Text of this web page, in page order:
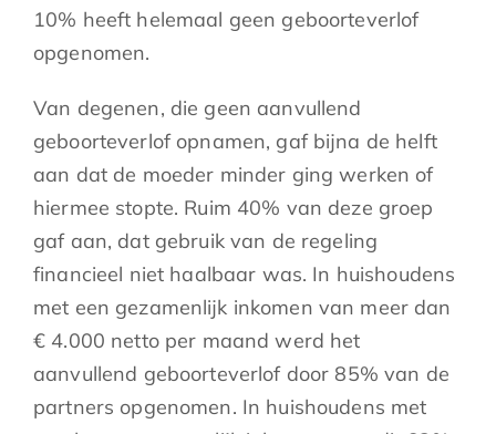
10% heeft helemaal geen geboorteverlof
opgenomen.
Van degenen, die geen aanvullend
geboorteverlof opnamen, gaf bijna de helft
aan dat de moeder minder ging werken of
hiermee stopte. Ruim 40% van deze groep
gaf aan, dat gebruik van de regeling
financieel niet haalbaar was. In huishoudens
met een gezamenlijk inkomen van meer dan
€ 4.000 netto per maand werd het
aanvullend geboorteverlof door 85% van de
partners opgenomen. In huishoudens met